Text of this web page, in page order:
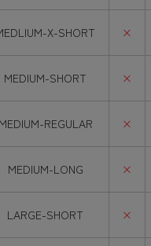
X-SHORT ×
MEDIUM-SHORT ×
REGULAR ×
MEDIUM-LONG ×
LARGE-SHORT ×